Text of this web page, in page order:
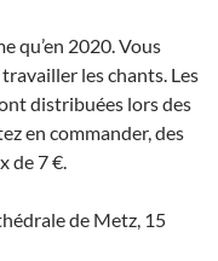
qu’en 2020. Vous
les chants. Les
distribuées lors des
en commander, des
de 7 €.
de Metz, 15